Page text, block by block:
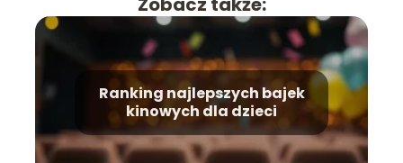
Ranking najlepszych bajek
kinowych dla dzieci